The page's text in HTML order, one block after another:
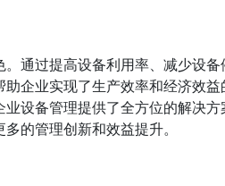
通过提高设备利用率、减少设
企业实现了生产效率和经济效
设备管理提供了全方位的解决
的管理创新和效益提升。